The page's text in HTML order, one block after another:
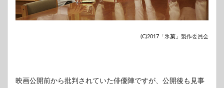
(C)2017「氷菓」製作委員会
映画公開前から批判されていた俳優陣ですが、公開後も見事